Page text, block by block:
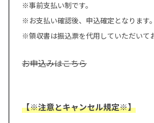
※事前支払い制です。
※お支払い確認後、申込確定となります。
※領収書は振込票を代用していただいて
お申込みはこちら
【※注意とキャンセル規定※】